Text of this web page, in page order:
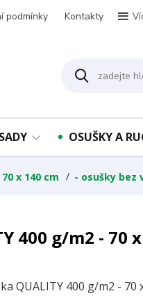
podmínky Kontakty
OSUŠKY A
x 140 cm - osušky bez
400 g/m2 - 70